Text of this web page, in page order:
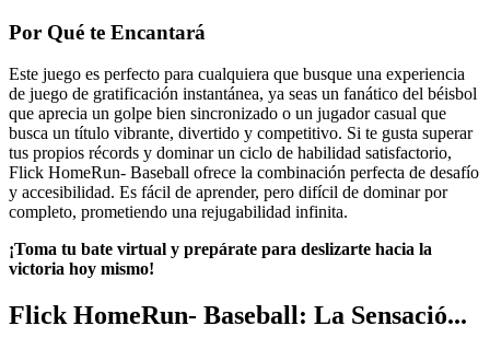
Por Qué te Encantará
Este juego es perfecto para cualquiera que busque una experiencia
de juego de gratificación instantánea, ya seas un fanático del béisbol
que aprecia un golpe bien sincronizado o un jugador casual que
busca un título vibrante, divertido y competitivo. Si te gusta superar
tus propios récords y dominar un ciclo de habilidad satisfactorio,
Flick HomeRun- Baseball ofrece la combinación perfecta de desafío
y accesibilidad. Es fácil de aprender, pero difícil de dominar por
completo, prometiendo una rejugabilidad infinita.
¡Toma tu bate virtual y prepárate para deslizarte hacia la
victoria hoy mismo!
Flick HomeRun- Baseball: La Sensació...